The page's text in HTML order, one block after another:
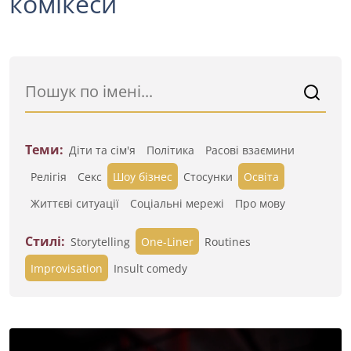
Теми: Діти та сім'я Політика
Расові взаємини
Релігія
Секс Шоу бізнес Стосунки
Освіта
Життєві ситуації
Cоціальні мережі Про мову
Стилі: Storytelling One-Liner
Routines
Improvisation
Insult comedy